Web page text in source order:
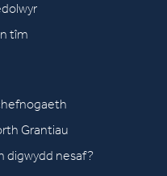
tîm
Grantiau
digwydd nesaf?